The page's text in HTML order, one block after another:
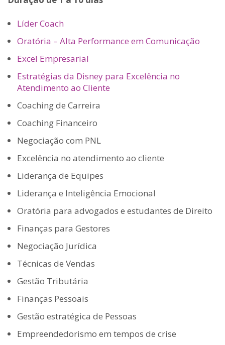
Líder Coach
Oratória – Alta Performance em Comunicação
Excel Empresarial
Estratégias da Disney para Excelência no
Atendimento ao Cliente
Coaching de Carreira
Coaching Financeiro
Negociação com PNL
Excelência no atendimento ao cliente
Liderança de Equipes
Liderança e Inteligência Emocional
Oratória para advogados e estudantes de Direito
Finanças para Gestores
Negociação Jurídica
Técnicas de Vendas
Gestão Tributária
Finanças Pessoais
Gestão estratégica de Pessoas
Empreendedorismo em tempos de crise